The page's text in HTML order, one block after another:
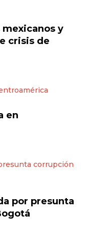
mexicanos y
crisis de
en
por presunta